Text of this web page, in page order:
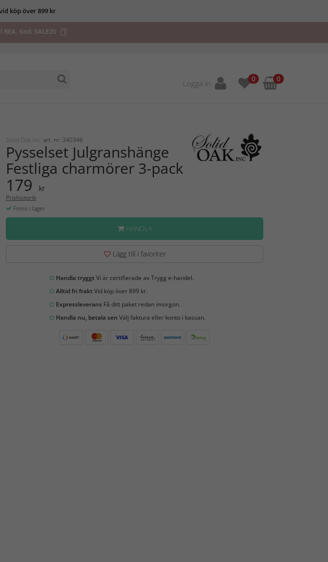
köp över 899 kr
Kod: SALE20
Logga in 0 0
Solid Oak Inc. art. nr: 340346
Pysselset Julgranshänge
Festliga charmörer 3-pack
179 kr
Prishistorik
Finns i lager
HANDLA
Lägg till i favoriter
Handla tryggtVi är certifierade av Trygg e-handel.
Alltid fri fraktVid köp över 899 kr.
ExpressleveransFå ditt paket redan imorgon.
Handla nu, betala sen Välj faktura eller konto i kassan.